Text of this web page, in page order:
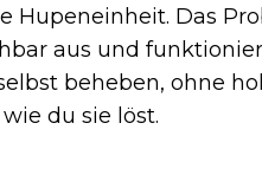
Hupeneinheit. Das
aus und
beheben, ohne
du sie löst.